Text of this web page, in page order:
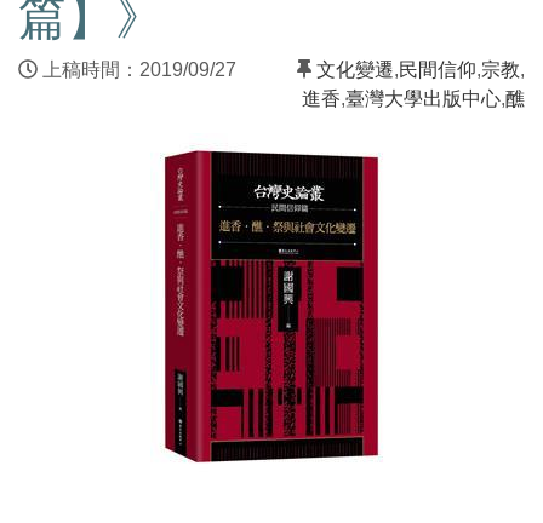
篇】》
上稿時間：2019/09/27 文化變遷,民間信仰,宗教,
進香,臺灣大學出版中心,醮